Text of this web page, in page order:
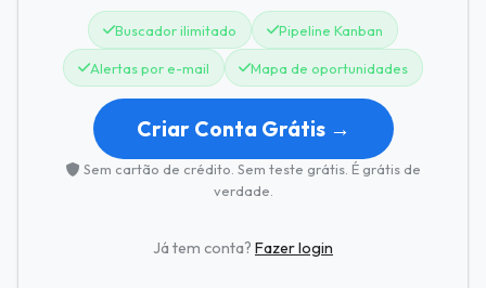
Buscador ilimitado Pipeline Kanban
Alertas por e-mail Mapa de oportunidades
Criar Conta Grátis →
Sem cartão de crédito. Sem teste grátis. É grátis de
verdade.
Já tem conta? Fazer login